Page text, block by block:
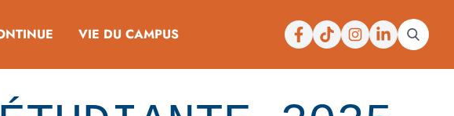
VIE DU CAMPUS Facebook
TiktokInstagram
Linkedin